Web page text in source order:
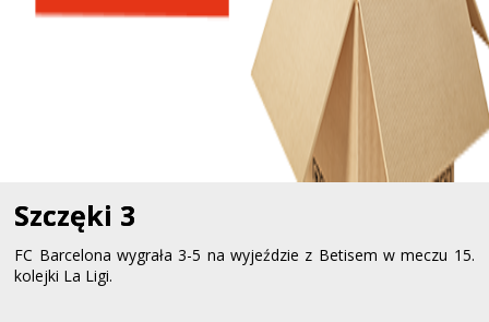
Szczęki 3
FC Barcelona wygrała 3-5 na wyjeździe z Betisem w meczu 15.
kolejki La Ligi.